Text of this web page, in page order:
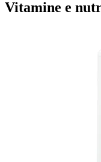
Vitamine e